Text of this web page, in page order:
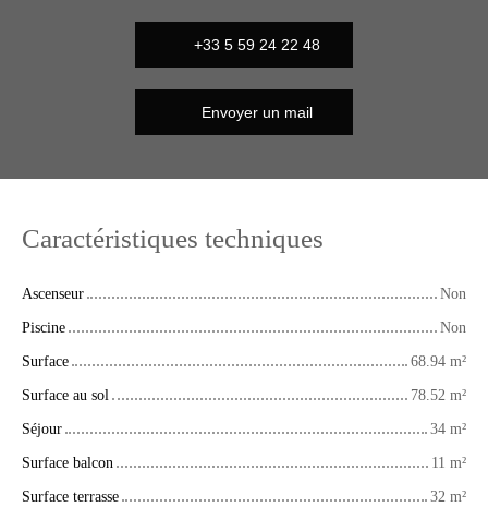
+33 5 59 24 22 48
Envoyer un mail
Caractéristiques techniques
Ascenseur
Non
Piscine
Non
Surface
68.94 m²
Surface au sol
78.52 m²
Séjour
34 m²
Surface balcon
11 m²
Surface terrasse
32 m²